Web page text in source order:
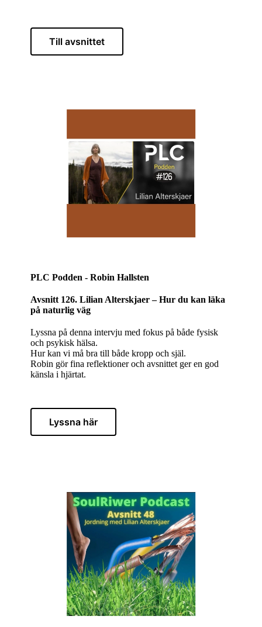
Till avsnittet
PLC Podden - Robin Hallsten
Avsnitt 126. Lilian Alterskjaer – Hur du kan läka
på naturlig väg
Lyssna på denna intervju med fokus på både fysisk
och psykisk hälsa.
Hur kan vi må bra till både kropp och själ.
Robin gör fina reflektioner och avsnittet ger en god
känsla i hjärtat.
Lyssna här